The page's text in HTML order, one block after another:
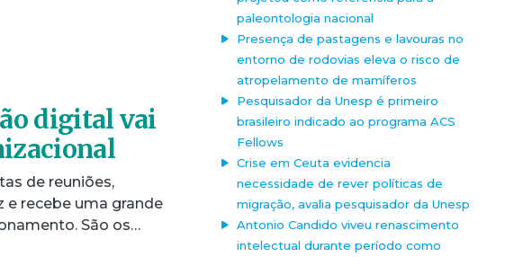
digital vai
de reuniões,
e recebe uma grande
São os…
paleontologia nacional
Presença de pastagens e lavouras no
entorno de rodovias eleva o risco de
atropelamento de mamíferos
Pesquisador da Unesp é primeiro
brasileiro indicado ao programa ACS
Fellows
Crise em Ceuta evidencia
necessidade de rever políticas de
migração, avalia pesquisador da Unesp
Antonio Candido viveu renascimento
intelectual durante período como